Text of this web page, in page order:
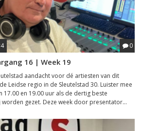
0
16 | Week 19
aandacht voor dé artiesten van dit
Leidse regio in de Sleutelstad 30. Luister mee
17.00 en 19.00 uur als de dertig beste
gezet. Deze week door presentator...